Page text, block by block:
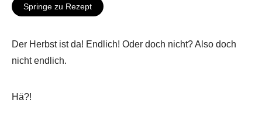
Springe zu Rezept
Der Herbst ist da! Endlich! Oder doch nicht? Also doch
nicht endlich.
Hä?!